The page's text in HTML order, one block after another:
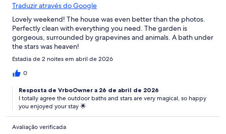
Traduzir através do Google
Lovely weekend! The house was even better than the photos.
Perfectly clean with everything you need. The garden is
gorgeous, surrounded by grapevines and animals. A bath under
the stars was heaven!
Estadia de 2 noites em abril de 2026
0
Resposta de VrboOwner a 26 de abril de 2026
I totally agree the outdoor baths and stars are very magical, so happy
you enjoyed your stay 🌟
Avaliação verificada